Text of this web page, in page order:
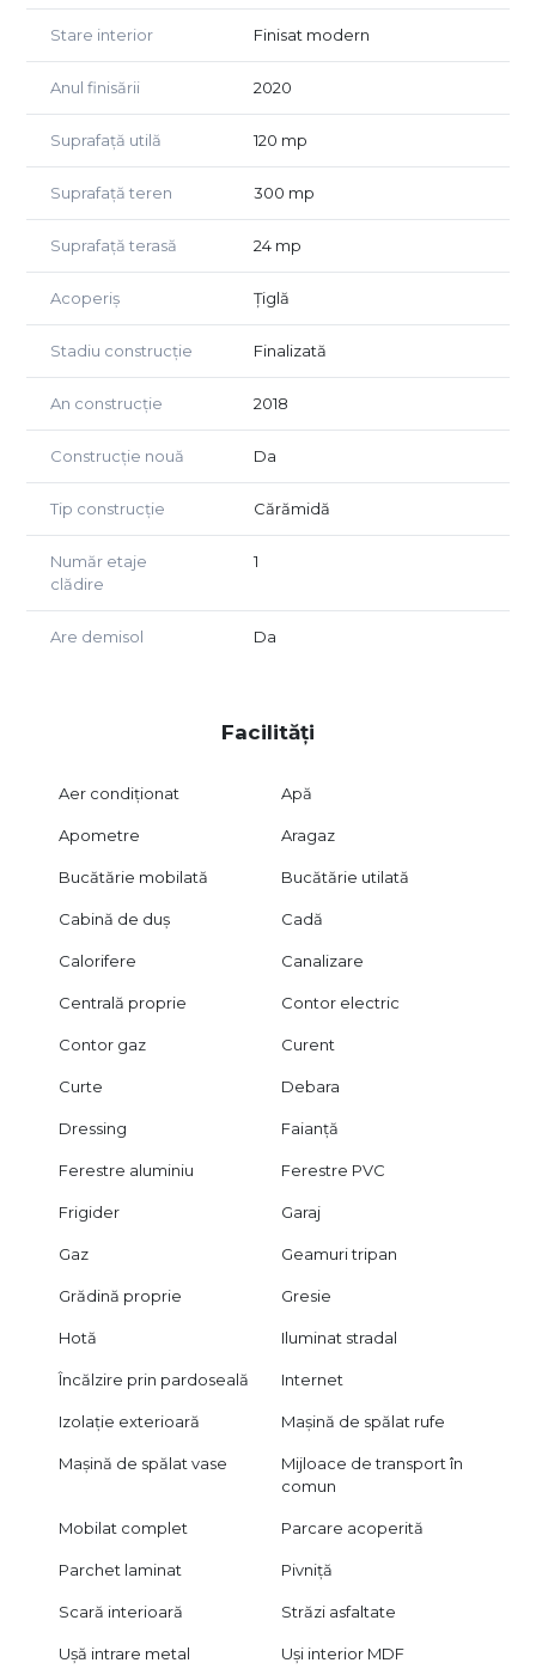
Stare interior Finisat modern
Anul finisării 2020
Suprafață utilă 120 mp
Suprafață teren 300 mp
Suprafață terasă 24 mp
Acoperiș Țiglă
Stadiu construcție Finalizată
An construcție 2018
Construcție nouă Da
Tip construcție Cărămidă
Număr etaje
clădire
1
Are demisol Da
Facilități
Aer condiționat Apă
Apometre Aragaz
Bucătărie mobilată Bucătărie utilată
Cabină de duș Cadă
Calorifere Canalizare
Centrală proprie Contor electric
Contor gaz Curent
Curte Debara
Dressing Faianță
Ferestre aluminiu Ferestre PVC
Frigider Garaj
Gaz Geamuri tripan
Grădină proprie Gresie
Hotă Iluminat stradal
Încălzire prin pardoseală Internet
Izolație exterioară Mașină de spălat rufe
Mașină de spălat vase
Mijloace de transport în
comun
Mobilat complet Parcare acoperită
Parchet laminat Pivniță
Scară interioară Străzi asfaltate
Ușă intrare metal Uși interior MDF